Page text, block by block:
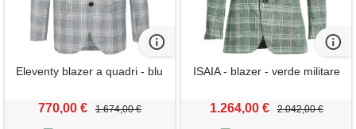
Eleventy blazer a quadri - blu
770,00 € 1.674,00 €
ISAIA - blazer - verde militare
1.264,00 € 2.042,00 €